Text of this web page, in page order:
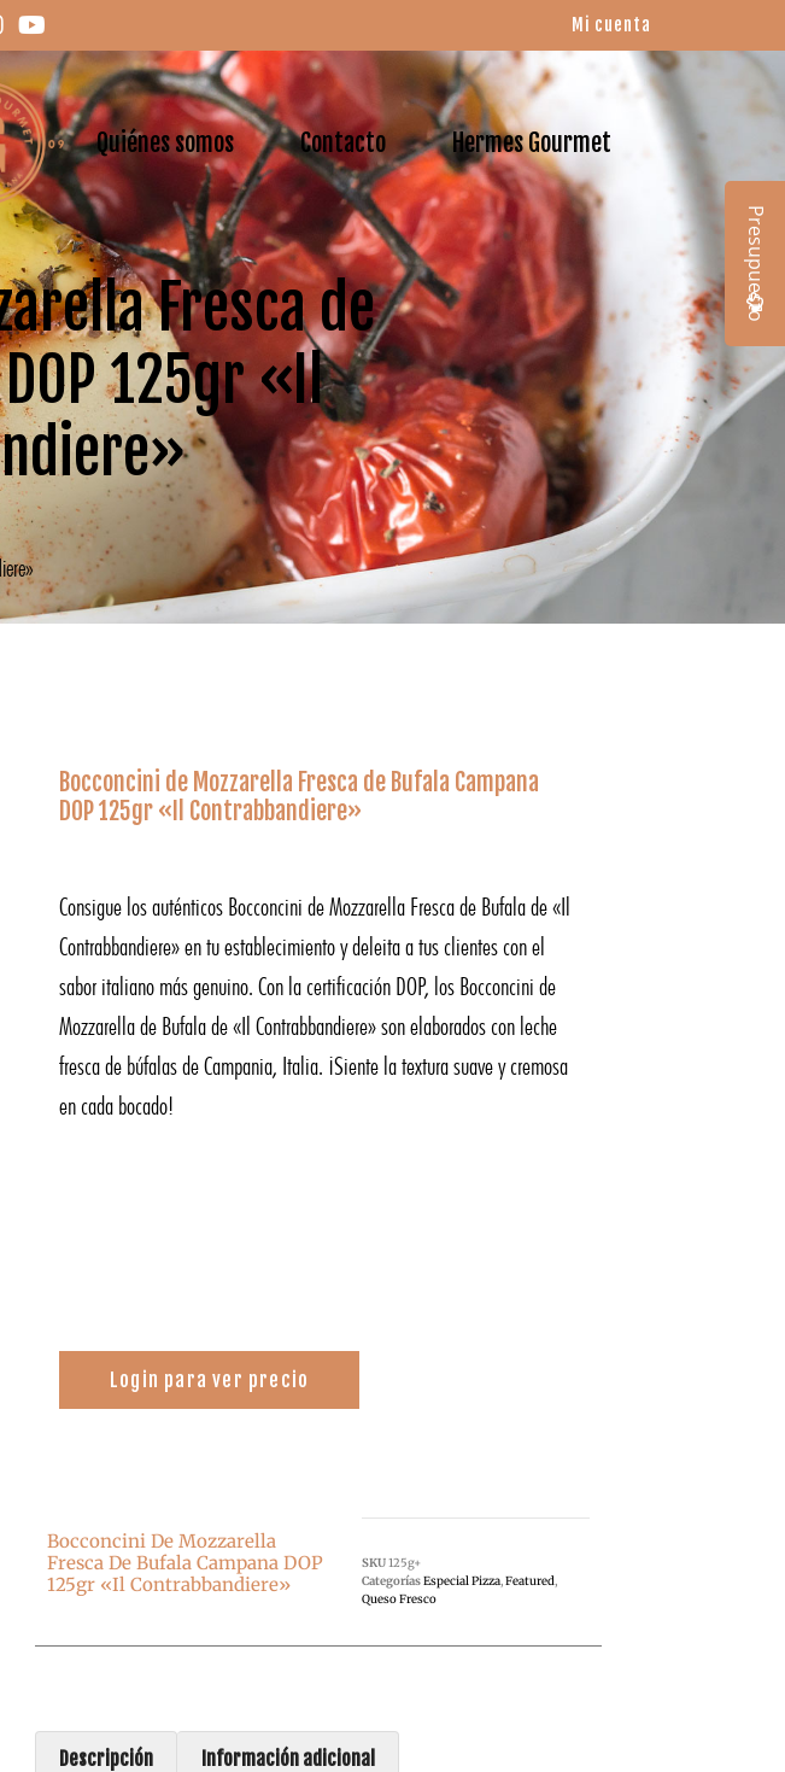
Mi cuenta
Quiénes somos Contacto Hermes Gourmet
Fresca de
125gr «Il
Bocconcini de Mozzarella Fresca de Bufala Campana
DOP 125gr «Il Contrabbandiere»
Consigue los auténticos Bocconcini de Mozzarella Fresca de Bufala de «Il
Contrabbandiere» en tu establecimiento y deleita a tus clientes con el
sabor italiano más genuino. Con la certificación DOP, los Bocconcini de
Mozzarella de Bufala de «Il Contrabbandiere» son elaborados con leche
fresca de búfalas de Campania, Italia. ¡Siente la textura suave y cremosa
en cada bocado!
Login para ver precio
Bocconcini De Mozzarella
Fresca De Bufala Campana DOP
125gr «Il Contrabbandiere»
SKU125g+
CategoríasEspecial Pizza,Featured,
Queso Fresco
Descripción Información adicional
Presupuesto